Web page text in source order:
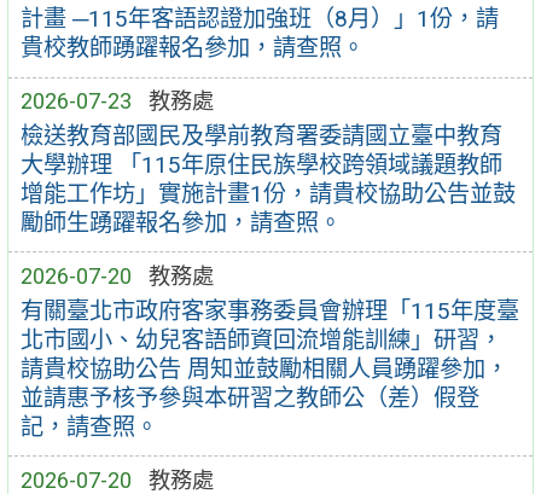
計畫 ─115年客語認證加強班（8月）」1份，請
貴校教師踴躍報名參加，請查照。
2026-07-23 教務處
檢送教育部國民及學前教育署委請國立臺中教育
大學辦理 「115年原住民族學校跨領域議題教師
增能工作坊」實施計畫1份，請貴校協助公告並鼓
勵師生踴躍報名參加，請查照。
2026-07-20 教務處
有關臺北市政府客家事務委員會辦理「115年度臺
北市國小、幼兒客語師資回流增能訓練」研習，
請貴校協助公告 周知並鼓勵相關人員踴躍參加，
並請惠予核予參與本研習之教師公（差）假登
記，請查照。
2026-07-20 教務處